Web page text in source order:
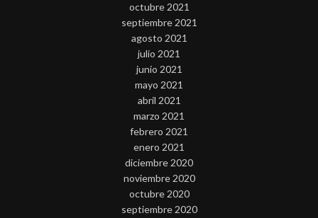
octubre 2021
septiembre 2021
agosto 2021
julio 2021
junio 2021
mayo 2021
abril 2021
marzo 2021
febrero 2021
enero 2021
diciembre 2020
noviembre 2020
octubre 2020
septiembre 2020